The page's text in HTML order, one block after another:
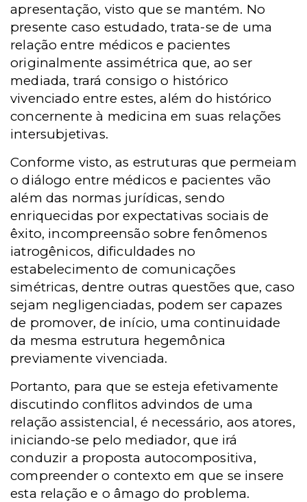
apresentação, visto que se mantém. No
presente caso estudado, trata-se de uma
relação entre médicos e pacientes
originalmente assimétrica que, ao ser
mediada, trará consigo o histórico
vivenciado entre estes, além do histórico
concernente à medicina em suas relações
intersubjetivas.
Conforme visto, as estruturas que permeiam
o diálogo entre médicos e pacientes vão
além das normas jurídicas, sendo
enriquecidas por expectativas sociais de
êxito, incompreensão sobre fenômenos
iatrogênicos, dificuldades no
estabelecimento de comunicações
simétricas, dentre outras questões que, caso
sejam negligenciadas, podem ser capazes
de promover, de início, uma continuidade
da mesma estrutura hegemônica
previamente vivenciada.
Portanto, para que se esteja efetivamente
discutindo conflitos advindos de uma
relação assistencial, é necessário, aos atores,
iniciando-se pelo mediador, que irá
conduzir a proposta autocompositiva,
compreender o contexto em que se insere
esta relação e o âmago do problema.